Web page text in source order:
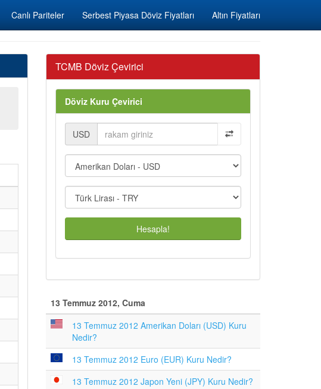
Canlı Pariteler Serbest Piyasa Döviz Fiyatları Altın Fiyatları
TCMB Döviz Çevirici
Döviz Kuru Çevirici
USD
Hesapla!
13 Temmuz 2012, Cuma
13 Temmuz 2012 Amerikan Doları (USD) Kuru
Nedir?
13 Temmuz 2012 Euro (EUR) Kuru Nedir?
13 Temmuz 2012 Japon Yeni (JPY) Kuru Nedir?